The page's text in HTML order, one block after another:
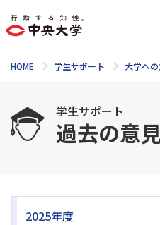
HOME 学生サポート 大学へ
学生サポート
過去の意
2025年度